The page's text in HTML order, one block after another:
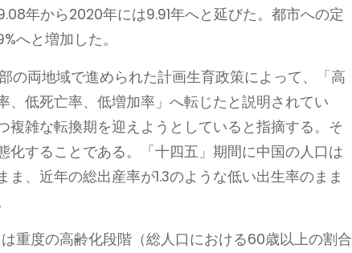
年から2020年には9.91年へと延びた。都市への定
へと増加した。
の両地域で進められた計画生育政策によって、「高
低死亡率、低増加率」へ転じたと説明されてい
雑な転換期を迎えようとしていると指摘する。そ
することである。「十四五」期間に中国の人口は
、近年の総出産率が1.3のような低い出生率のまま
重度の高齢化段階（総人口における60歳以上の割合